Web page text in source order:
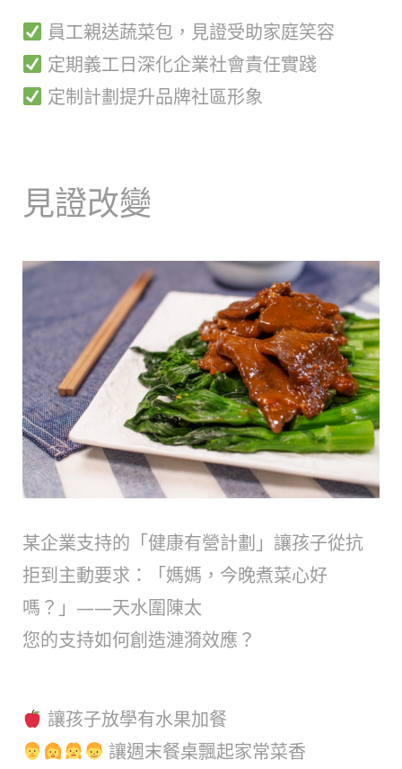
員工親送蔬菜包，見證受助家庭笑容
定期義工日深化企業社會責任實踐
定制計劃提升品牌社區形象
見證改變
某企業支持的「健康有營計劃」讓孩子從抗
拒到主動要求：「媽媽，今晚煮菜心好
嗎？」——天水圍陳太
您的支持如何創造漣漪效應？
讓孩子放學有水果加餐
讓週末餐桌飄起家常菜香